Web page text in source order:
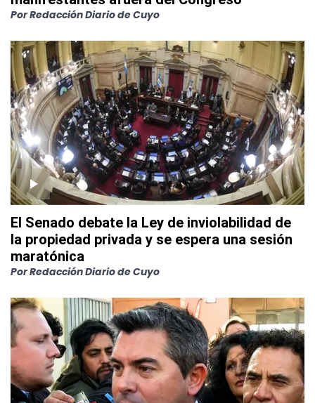
PorRedacción Diario de Cuyo
El Senado debate la Ley de inviolabilidad de
la propiedad privada y se espera una sesión
maratónica
PorRedacción Diario de Cuyo